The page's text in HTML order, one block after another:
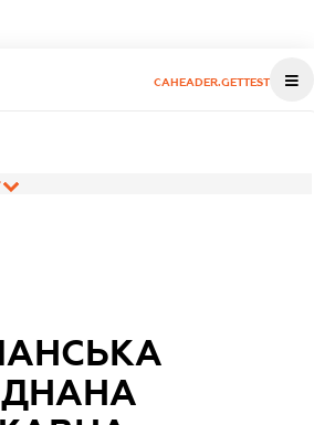
CAHEADER.GETTEST